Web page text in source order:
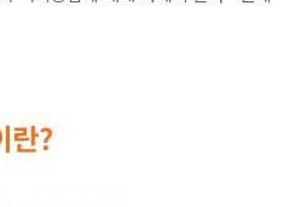
란?